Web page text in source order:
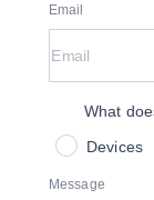
Email
What
Devices
Message